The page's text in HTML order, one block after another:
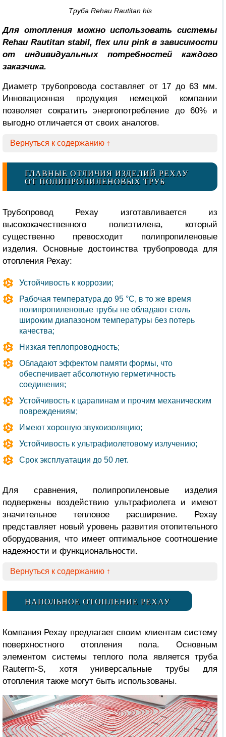
Труба Rehau Rautitan his
Для отопления можно использовать системы
Rehau Rautitan stabil, flex или pink в зависимости
от индивидуальных потребностей каждого
заказчика.
Диаметр трубопровода составляет от 17 до 63 мм.
Инновационная продукция немецкой компании
позволяет сократить энергопотребление до 60% и
выгодно отличается от своих аналогов.
Вернуться к содержанию ↑
ГЛАВНЫЕ ОТЛИЧИЯ ИЗДЕЛИЙ РЕХАУ
ОТ ПОЛИПРОПИЛЕНОВЫХ ТРУБ
Трубопровод Рехау изготавливается из
высококачественного полиэтилена, который
существенно превосходит полипропиленовые
изделия. Основные достоинства трубопровода для
отопления Рехау:
Устойчивость к коррозии;
Рабочая температура до 95 °С, в то же время
полипропиленовые трубы не обладают столь
широким диапазоном температуры без потерь
качества;
Низкая теплопроводность;
Обладают эффектом памяти формы, что
обеспечивает абсолютную герметичность
соединения;
Устойчивость к царапинам и прочим механическим
повреждениям;
Имеют хорошую звукоизоляцию;
Устойчивость к ультрафиолетовому излучению;
Срок эксплуатации до 50 лет.
Для сравнения, полипропиленовые изделия
подвержены воздействию ультрафиолета и имеют
значительное тепловое расширение. Рехау
представляет новый уровень развития отопительного
оборудования, что имеет оптимальное соотношение
надежности и функциональности.
Вернуться к содержанию ↑
НАПОЛЬНОЕ ОТОПЛЕНИЕ РЕХАУ
Компания Рехау предлагает своим клиентам систему
поверхностного отопления пола. Основным
элементом системы теплого пола является труба
Rauterm-S, хотя универсальные трубы для
отопления также могут быть использованы.